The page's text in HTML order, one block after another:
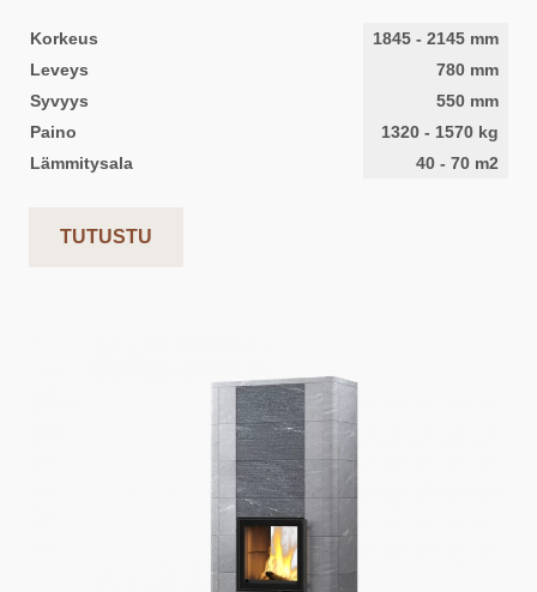
Korkeus 1845 - 2145 mm
Leveys
780 mm
Syvyys
550 mm
Paino
1320 - 1570 kg
Lämmitysala
40 - 70 m2
TUTUSTU